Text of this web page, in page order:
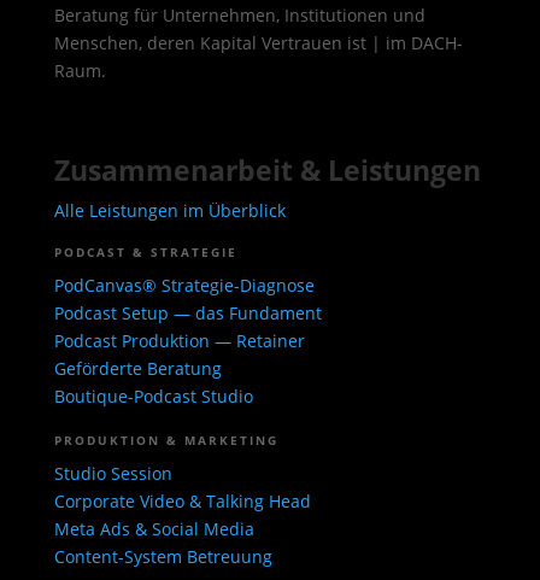
Beratung für Unternehmen, Institutionen und
Menschen, deren Kapital Vertrauen ist | im DACH-
Raum.
Zusammenarbeit & Leistungen
Alle Leistungen im Überblick
PODCAST & STRATEGIE
PodCanvas® Strategie-Diagnose
Podcast Setup — das Fundament
Podcast Produktion — Retainer
Geförderte Beratung
Boutique-Podcast Studio
PRODUKTION & MARKETING
Studio Session
Corporate Video & Talking Head
Meta Ads & Social Media
Content-System Betreuung